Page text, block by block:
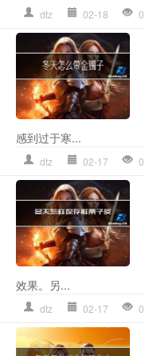
dtz 02-18 0
感到过于寒...
dtz 02-17 0
效果。另...
dtz 02-17 0